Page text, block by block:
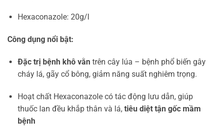
Hexaconazole: 20g/l
Công dụng nổi bật:
Đặc trị bệnh khô vằn trên cây lúa – bệnh phổ biến gây
cháy lá, gãy cổ bông, giảm năng suất nghiêm trọng.
Hoạt chất Hexaconazole có tác động lưu dẫn, giúp
thuốc lan đều khắp thân và lá, tiêu diệt tận gốc mầm
bệnh